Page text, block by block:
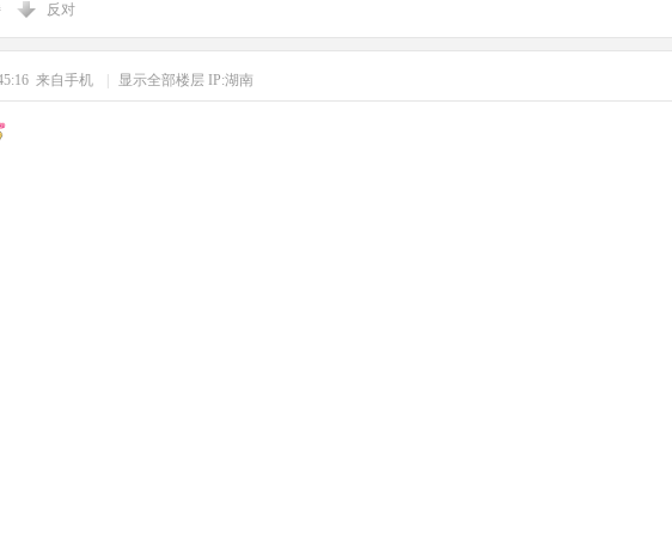
反对
来自手机 显示全部楼层 IP:湖南